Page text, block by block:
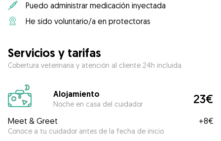
Puedo administrar medicación inyectada
He sido voluntario/a en protectoras
Servicios y tarifas
Cobertura veterinaria y atención al cliente 24h incluida
Alojamiento
Noche en casa del cuidador 23€
Meet & Greet
Conoce a tu cuidador antes de la fecha de inicio.
+8€